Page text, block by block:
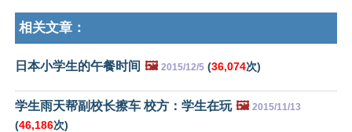
相关文章：
日本小学生的午餐时间 🖼️ 2015/12/5 (36,074次)
学生雨天帮副校长擦车 校方：学生在玩 🖼️ 2015/11/13
(46,186次)